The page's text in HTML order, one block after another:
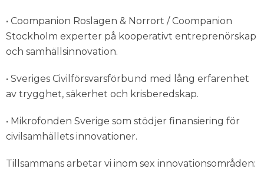
• Coompanion Roslagen & Norrort / Coompanion
Stockholm experter på kooperativt entreprenörskap
och samhällsinnovation.
• Sveriges Civilförsvarsförbund med lång erfarenhet
av trygghet, säkerhet och krisberedskap.
• Mikrofonden Sverige som stödjer finansiering för
civilsamhällets innovationer.
Tillsammans arbetar vi inom sex innovationsområden: